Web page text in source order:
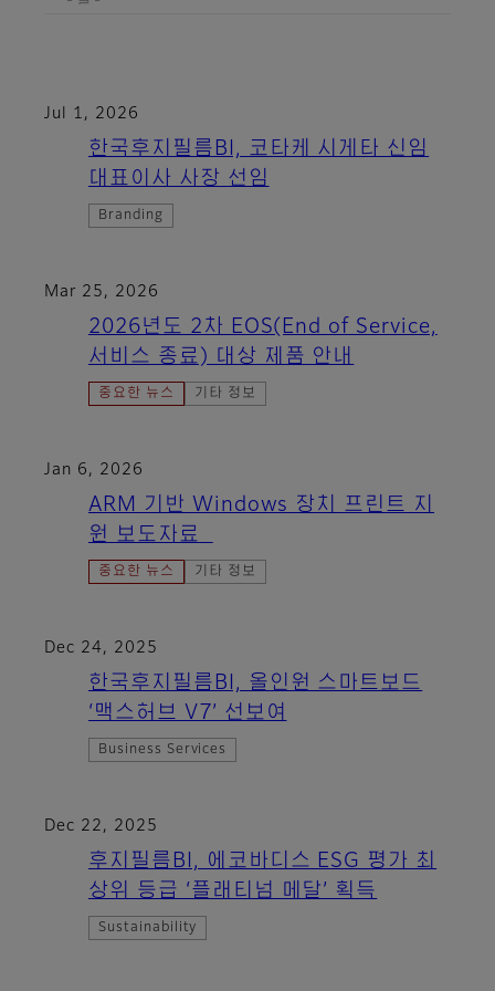
Jul 1, 2026
한국후지필름BI, 코타케 시게타 신임
대표이사 사장 선임
Branding
Mar 25, 2026
2026년도 2차 EOS(End of Service,
서비스 종료) 대상 제품 안내
중요한 뉴스 기타 정보
Jan 6, 2026
ARM 기반 Windows 장치 프린트 지
원 보도자료
중요한 뉴스 기타 정보
Dec 24, 2025
한국후지필름BI, 올인원 스마트보드
‘맥스허브 V7’ 선보여
Business Services
Dec 22, 2025
후지필름BI, 에코바디스 ESG 평가 최
상위 등급 ‘플래티넘 메달’ 획득
Sustainability